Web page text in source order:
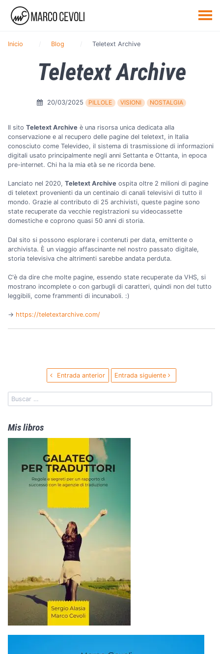
Inicio Blog Teletext Archive
Teletext Archive
20/03/2025 PILLOLE VISIONI NOSTALGIA
Il sito Teletext Archive è una risorsa unica dedicata alla
conservazione e al recupero delle pagine del teletext, in Italia
conosciuto come Televideo, il sistema di trasmissione di informazioni
digitali usato principalmente negli anni Settanta e Ottanta, in epoca
pre-internet. Chi ha la mia età se ne ricorda bene.
Lanciato nel 2020, Teletext Archive ospita oltre 2 milioni di pagine
di teletext provenienti da un centinaio di canali televisivi di tutto il
mondo. Grazie al contributo di 25 archivisti, queste pagine sono
state recuperate da vecchie registrazioni su videocassette
domestiche e coprono quasi 50 anni di storia.
Dal sito si possono esplorare i contenuti per data, emittente o
archivista. È un viaggio affascinante nel nostro passato digitale,
storia televisiva che altrimenti sarebbe andata perduta.
C'è da dire che molte pagine, essendo state recuperate da VHS, si
mostrano incomplete o con garbugli di caratteri, quindi non del tutto
leggibili, come frammenti di incunaboli. :)
→️ https://teletextarchive.com/
Entrada anterior Entrada siguiente
Mis libros